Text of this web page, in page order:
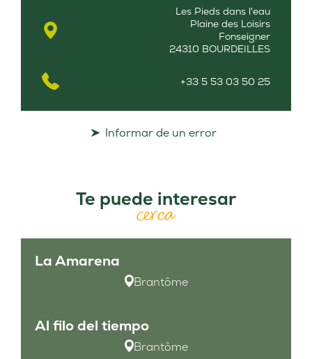
Les Pieds dans l'eau
Plaine des Loisirs
Fonseigner
24310 BOURDEILLES
+33 5 53 03 50 25
Informar de un error
Te puede interesar
cerca
La Amarena
Brantôme
Al filo del tiempo
Brantôme